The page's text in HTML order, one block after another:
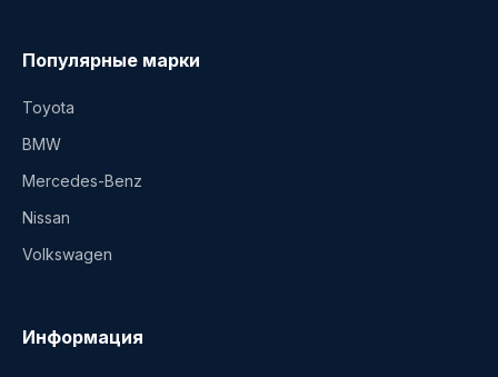
Популярные марки
Toyota
BMW
Mercedes-Benz
Nissan
Volkswagen
Информация